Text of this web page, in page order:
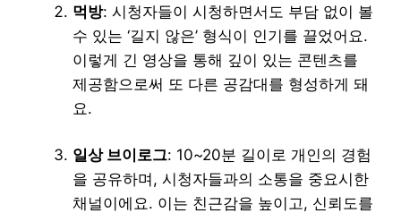
먹방: 시청자들이 시청하면서도 부담 없이 볼
수 있는 ‘길지 않은’ 형식이 인기를 끌었어요.
이렇게 긴 영상을 통해 깊이 있는 콘텐츠를
제공함으로써 또 다른 공감대를 형성하게 돼
요.
일상 브이로그: 10~20분 길이로 개인의 경험
을 공유하며, 시청자들과의 소통을 중요시한
채널이에요. 이는 친근감을 높이고, 신뢰도를